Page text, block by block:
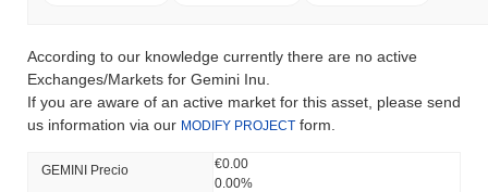
According to our knowledge currently there are no active
Exchanges/Markets for Gemini Inu.
If you are aware of an active market for this asset, please send
us information via our MODIFY PROJECT form.
GEMINI Precio
€0.00
0.00%